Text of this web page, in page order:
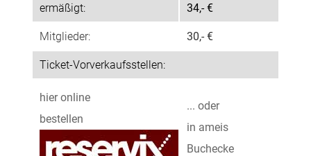
ermäßigt: 34,- €
Mitglieder: 30,- €
Ticket-Vorverkaufsstellen:
hier online
bestellen
... oder
in ameis
Buchecke